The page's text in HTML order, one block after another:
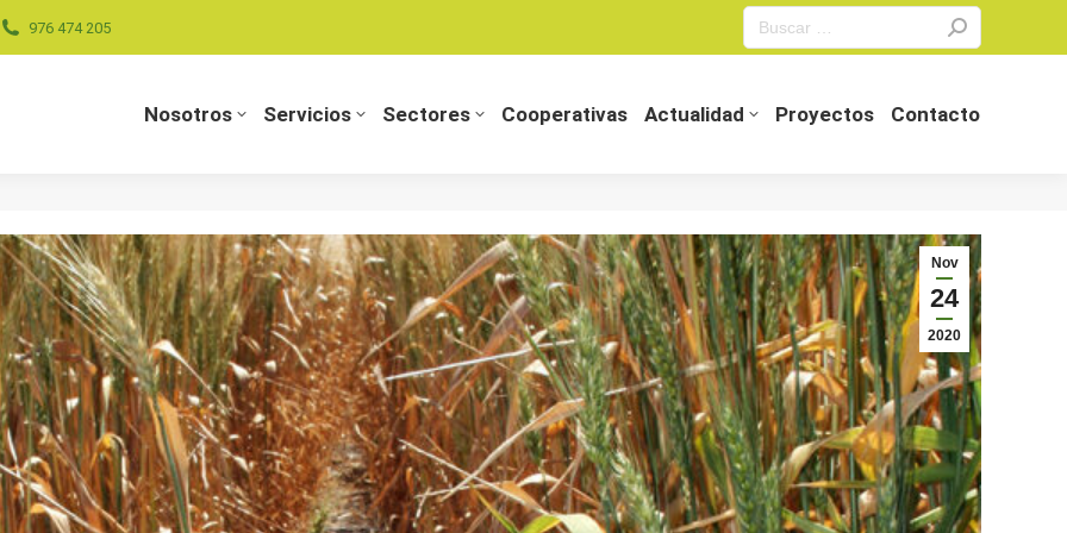
976 474 205
Search:
Nosotros Servicios Sectores Cooperativas Actualidad Proyectos Contacto
Nov
24
2020
Actualidad Proyectos Contacto